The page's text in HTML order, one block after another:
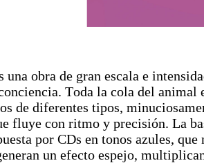
una obra de gran escala e
Toda la cola del animal
de diferentes tipos,
fluye con ritmo y precisión. La
por CDs en tonos azules,
un efecto espejo,